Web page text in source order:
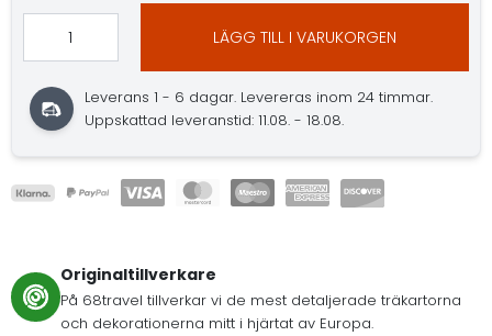
LÄGG TILL I VARUKORGEN
Leverans 1 - 6 dagar. Levereras inom 24 timmar.
Uppskattad leveranstid: 11.08. - 18.08.
Originaltillverkare
På 68travel tillverkar vi de mest detaljerade träkartorna
och dekorationerna mitt i hjärtat av Europa.